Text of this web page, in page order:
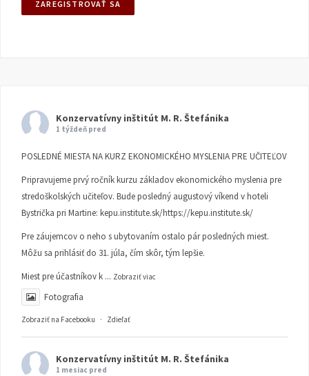
Konzervatívny inštitút M. R. Štefánika
1 týždeň pred
POSLEDNÉ MIESTA NA KURZ EKONOMICKÉHO MYSLENIA PRE UČITEĽOV
Pripravujeme prvý ročník kurzu základov ekonomického myslenia pre
stredoškolských učiteľov. Bude posledný augustový víkend v hoteli
Bystrička pri Martine: kepu.institute.sk/https://kepu.institute.sk/
Pre záujemcov o neho s ubytovaním ostalo pár posledných miest.
Môžu sa prihlásiť do 31. júla, čím skôr, tým lepšie.
Miest pre účastníkov k ... Zobraziť viac
Fotografia
Zobraziť na Facebooku · Zdieľať
Konzervatívny inštitút M. R. Štefánika
1 mesiac pred